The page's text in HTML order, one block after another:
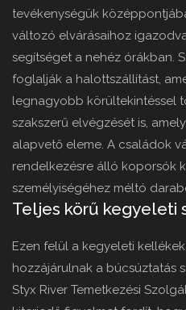
tevékenységük
változó elvárásaihoz
segítséget a nehéz órákban.
foglalják a halottszállítást,
legnagyobb körültekintéssel
szakszerű elvégzését is,
alapvető eleme. A családok
rendelkezésre álló koporsók
személyiségéhez méltó
Teljes körű kegyeleti
Ezen felül a kegyeleti
hozzájárulnak a búcsúztatás
Styx River Temetkezési